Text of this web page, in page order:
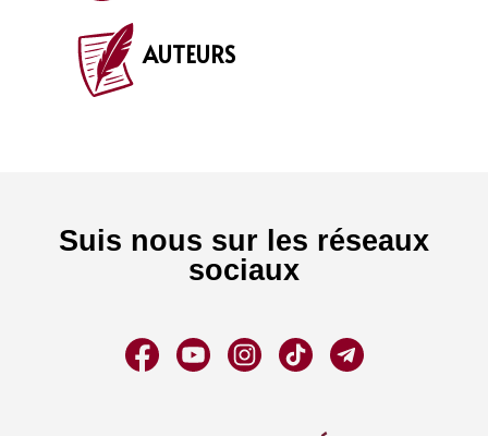
AUTEURS
Suis nous sur les réseaux
sociaux